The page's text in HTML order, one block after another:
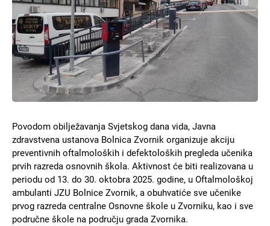
Povodom obilježavanja Svjetskog dana vida, Javna
zdravstvena ustanova Bolnica Zvornik organizuje akciju
preventivnih oftalmoloških i defektoloških pregleda učenika
prvih razreda osnovnih škola. Aktivnost će biti realizovana u
periodu od 13. do 30. oktobra 2025. godine, u Oftalmološkoj
ambulanti JZU Bolnice Zvornik, a obuhvatiće sve učenike
prvog razreda centralne Osnovne škole u Zvorniku, kao i sve
područne škole na području grada Zvornika.